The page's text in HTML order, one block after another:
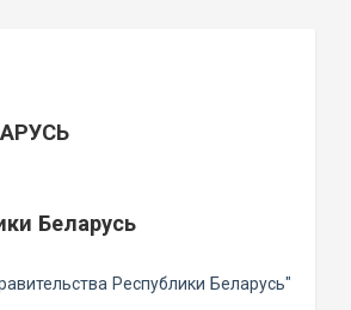
Беларусь
Республики Беларусь"